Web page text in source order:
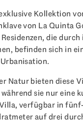
Kollektion
von La Quinta
die
befinden sich in
Natur bieten diese
sie nur eine
verfügbar in
auf drei